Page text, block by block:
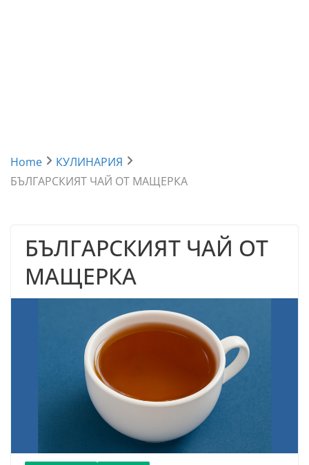
Home
КУЛИНАРИЯ
БЪЛГАРСКИЯТ ЧАЙ ОТ МАЩЕРКА
БЪЛГАРСКИЯТ ЧАЙ ОТ
МАЩЕРКА